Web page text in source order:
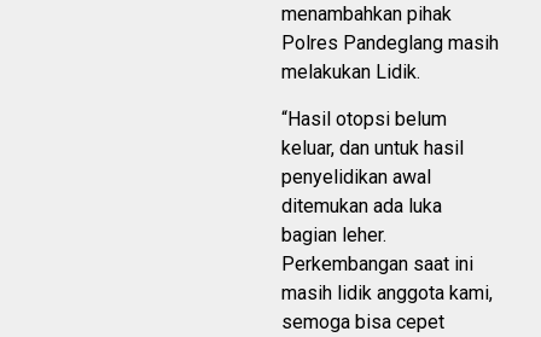
menambahkan pihak
Polres Pandeglang masih
melakukan Lidik.
“Hasil otopsi belum
keluar, dan untuk hasil
penyelidikan awal
ditemukan ada luka
bagian leher.
Perkembangan saat ini
masih lidik anggota kami,
semoga bisa cepet